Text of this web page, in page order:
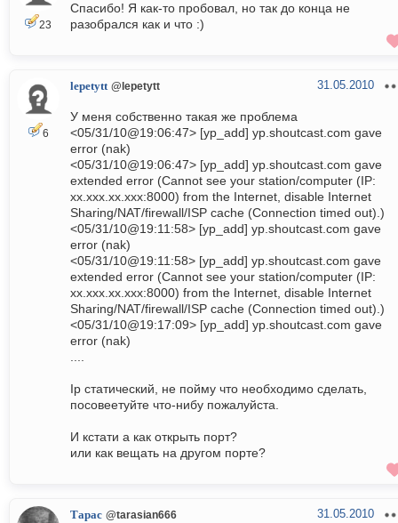
23
Спасибо! Я как-то пробовал, но так до конца не
разобрался как и что :)
6
lepetytt @lepetytt 31.05.2010
У меня собственно такая же проблема
<05/31/10@19:06:47> [yp_add] yp.shoutcast.com gave
error (nak)
<05/31/10@19:06:47> [yp_add] yp.shoutcast.com gave
extended error (Cannot see your station/computer (IP:
xx.xxx.xx.xxx:8000) from the Internet, disable Internet
Sharing/NAT/firewall/ISP cache (Connection timed out).)
<05/31/10@19:11:58> [yp_add] yp.shoutcast.com gave
error (nak)
<05/31/10@19:11:58> [yp_add] yp.shoutcast.com gave
extended error (Cannot see your station/computer (IP:
xx.xxx.xx.xxx:8000) from the Internet, disable Internet
Sharing/NAT/firewall/ISP cache (Connection timed out).)
<05/31/10@19:17:09> [yp_add] yp.shoutcast.com gave
error (nak)
Ip статический, не пойму что необходимо сделать,
посовеетуйте что-нибу пожалуйста.
И кстати а как открыть порт?
или как вещать на другом порте?
Тарас @tarasian666 31.05.2010